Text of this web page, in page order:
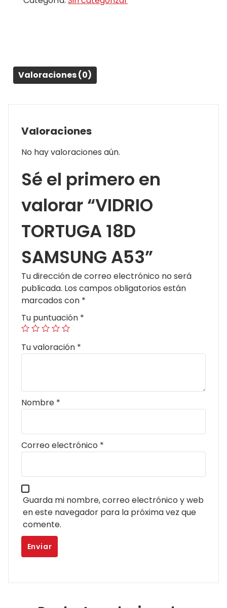
Valoraciones (0)
Valoraciones
No hay valoraciones aún.
Sé el primero en
valorar “VIDRIO
TORTUGA 18D
SAMSUNG A53”
Tu dirección de correo electrónico no será
publicada. Los campos obligatorios están
marcados con *
Tu puntuación *
Tu valoración *
Nombre *
Correo electrónico *
Guarda mi nombre, correo electrónico y web
en este navegador para la próxima vez que
comente.